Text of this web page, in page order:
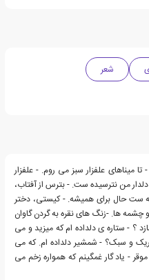
شعر
میناهای علفزار سبز می روم. - علفزار
من نترسیده ست. - بترس از آفتاب،
ست حال برای همیشه. - کیستی، دختر
ها. -زنگ های نقره به گردن گاوان
- ستاره ی دلداده ام که میزید و می
و سبک؟ - شمشیر دلداده ام. که می
- یاد گار غمگینم که همواره زخم می